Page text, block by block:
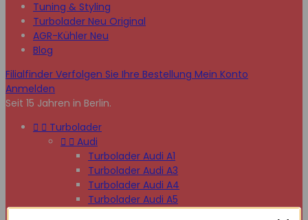
Tuning & Styling
Turbolader Neu Original
AGR-Kühler Neu
Blog
Filialfinder Verfolgen Sie Ihre Bestellung Mein Konto
Anmelden
Seit 15 Jahren in Berlin.
  Turbolader
  Audi
Turbolader Audi A1
Turbolader Audi A3
Turbolader Audi A4
Turbolader Audi A5